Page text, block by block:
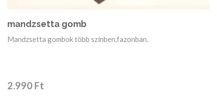
mandzsetta gomb
Mandzsetta gombok több színben,fazonban.
2.990 Ft